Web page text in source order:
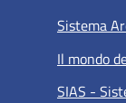
Sistema
Il mondo
SIAS -